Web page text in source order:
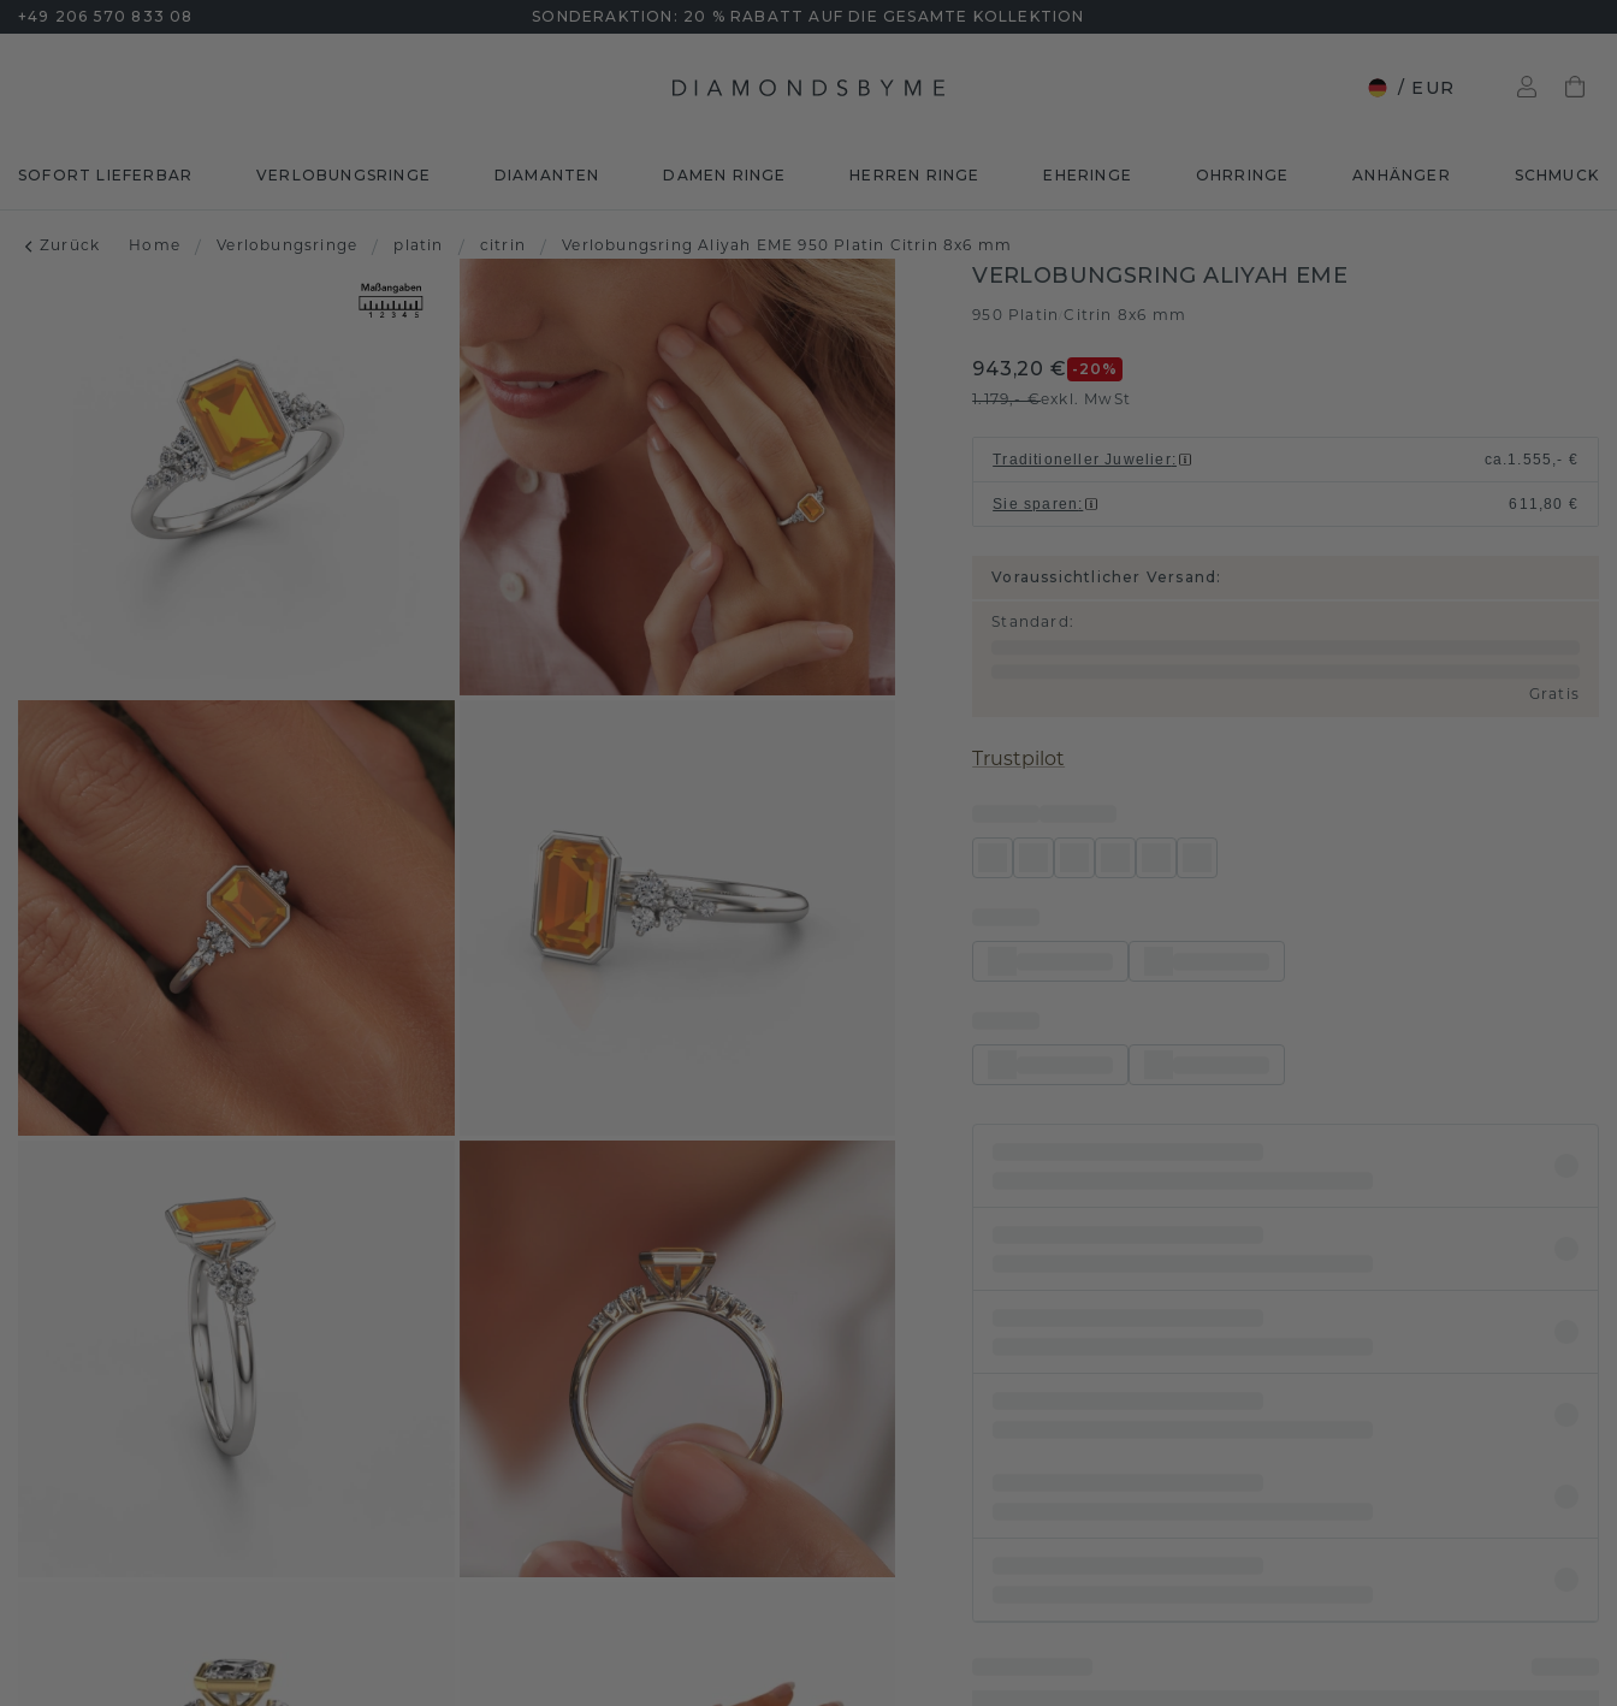
+49 206 570 833 08 SONDERAKTION: 20 % RABATT AUF DIE GESAMTE KOLLEKTION
/ EUR
SOFORT LIEFERBAR VERLOBUNGSRINGE DIAMANTEN DAMEN RINGE HERREN RINGE EHERINGE OHRRINGE ANHÄNGER SCHMUCK
Zurück Home / Verlobungsringe / platin / citrin / Verlobungsring Aliyah EME 950 Platin Citrin 8x6 mm
VERLOBUNGSRING ALIYAH EME
950 Platin /Citrin 8x6 mm
943,20 € -20 %
1.179,- €exkl. MwSt
Traditioneller Juwelier: ca. 1.555,- €
Sie sparen : 611,80 €
Voraussichtlicher Versand:
Standard :
Gratis
Trustpilot